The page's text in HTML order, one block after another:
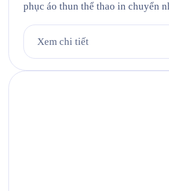
phục áo thun thể thao in chuyển
Balance Việt Nam — đại diện của
thao Mỹ được thành lập từ năm
Xem chi tiết